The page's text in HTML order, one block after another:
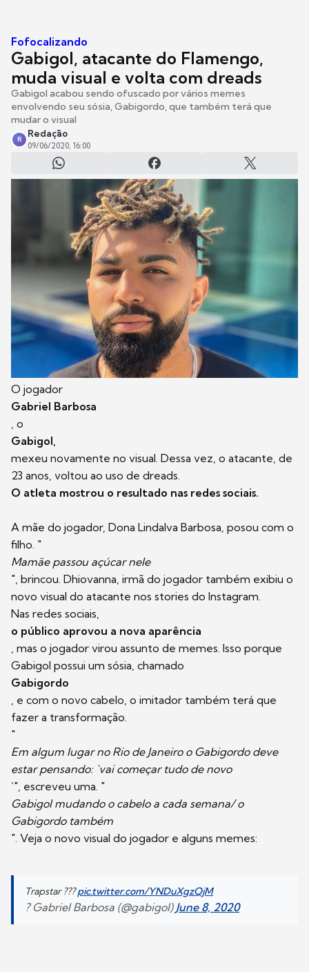
Fofocalizando
Gabigol, atacante do Flamengo,
muda visual e volta com dreads
Gabigol acabou sendo ofuscado por vários memes
envolvendo seu sósia, Gabigordo, que também terá que
mudar o visual
R
Redação
09/06/2020, 16:00
O jogador
Gabriel Barbosa
, o
Gabigol,
mexeu novamente no visual. Dessa vez, o atacante, de
23 anos, voltou ao uso de dreads.
O atleta mostrou o resultado nas redes sociais.
A mãe do jogador, Dona Lindalva Barbosa, posou com o
filho. "
Mamãe passou açúcar nele
", brincou. Dhiovanna, irmã do jogador também exibiu o
novo visual do atacante nos stories do Instagram.
Nas redes sociais,
o público aprovou a nova aparência
, mas o jogador virou assunto de memes. Isso porque
Gabigol possui um sósia, chamado
Gabigordo
, e com o novo cabelo, o imitador também terá que
fazer a transformação.
"
Em algum lugar no Rio de Janeiro o Gabigordo deve
estar pensando: `vai começar tudo de novo
`", escreveu uma. "
Gabigol mudando o cabelo a cada semana/ o
Gabigordo também
". Veja o novo visual do jogador e alguns memes:
Trapstar ???pic.twitter.com/YNDuXgzQjM
? Gabriel Barbosa (@gabigol) June 8, 2020